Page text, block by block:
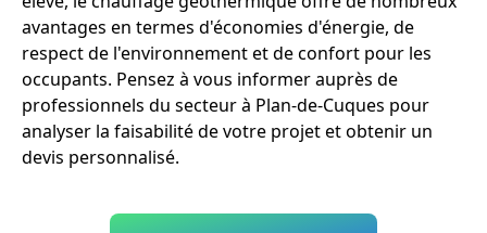
avantages en termes d'économies d'énergie, de
respect de l'environnement et de confort pour les
occupants. Pensez à vous informer auprès de
professionnels du secteur à Plan-de-Cuques pour
analyser la faisabilité de votre projet et obtenir un
devis personnalisé.